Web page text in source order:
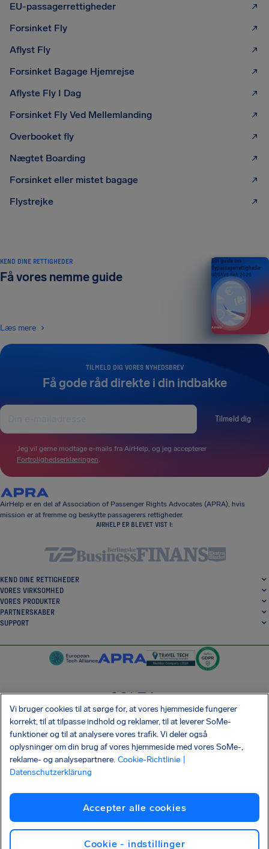
EU-passagerrettigheder
Forsinket Fly
Aflyst Fly
Forsinket Bagage Hjemrejse
Aflyste Fly I Dag
Forsinket Fly Ved Mellemlanding
Overbooket fly
Nægtet Boarding
Forsinket eller mistet bagage
Flystrejke
TILMELD DIG VORES NYHEDSBREV
Få gode råd direkte i din indbakke
Tilmeld dig
Jeg vil gerne modtage e-mails fra AirHelp, og jeg accepterer
Fortrolighedserklæringen.
KEND DINE RETTIGHEDER
Få vores nemme guide
Læs mere
Din guide om
flypassagerrettigheder
UDGAVE FRA 2026
AirHelp er en del af Association of Passenger Rights Advocates (APRA), hvis
mission er at fremme og beskytte passagerers rettigheder.
AIRHELP ER BLEVET VIST I:
KEND DINE RETTIGHEDER
VORES VIRKSOMHED
VORES PRODUKTER
PARTNERSKABER
SUPPORT
SocialFacebook
SocialTwitter
SocialInstagram
SocialLinkedin
HENT VORES GRATIS APP
Fortrolighedsbetingelser Cookies Aftryk
Shai-Hulud forsyningskædeangreb
Vi bruger cookies til at sørge for, at vores hjemmeside fungerer
korrekt, til at tilpasse indhold og reklamer, til at leverer SoMe-
funktioner og til at analysere vores trafik. Vi deler også
oplysninger om din brug af vores hjemmeside med vores SoMe-,
reklame- og analysepartnere. Cookie-Richtlinie
Datenschutzerklärung
Accepter alle cookies
Cookie - indstillinger